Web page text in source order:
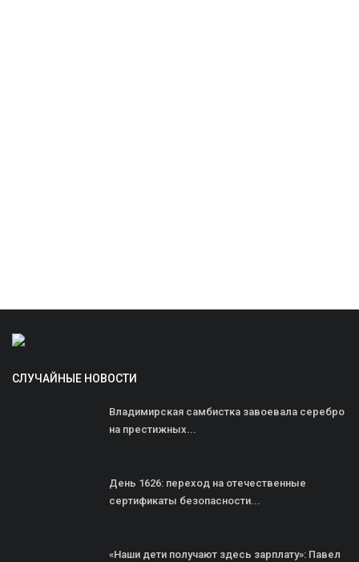
СЛУЧАЙНЫЕ НОВОСТИ
Владимирская самбистка завоевала серебро
на престижных...
День 1626: переход на отечественные
сертификаты безопасности...
«Наши дети получают здесь зарплату»: Павел